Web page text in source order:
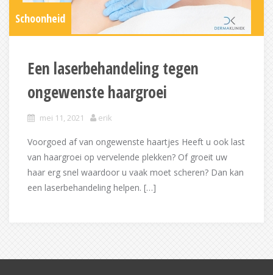
Schoonheid
Een laserbehandeling tegen
ongewenste haargroei
mei 11, 2021 erik
Voorgoed af van ongewenste haartjes Heeft u ook last
van haargroei op vervelende plekken? Of groeit uw
haar erg snel waardoor u vaak moet scheren? Dan kan
een laserbehandeling helpen. […]